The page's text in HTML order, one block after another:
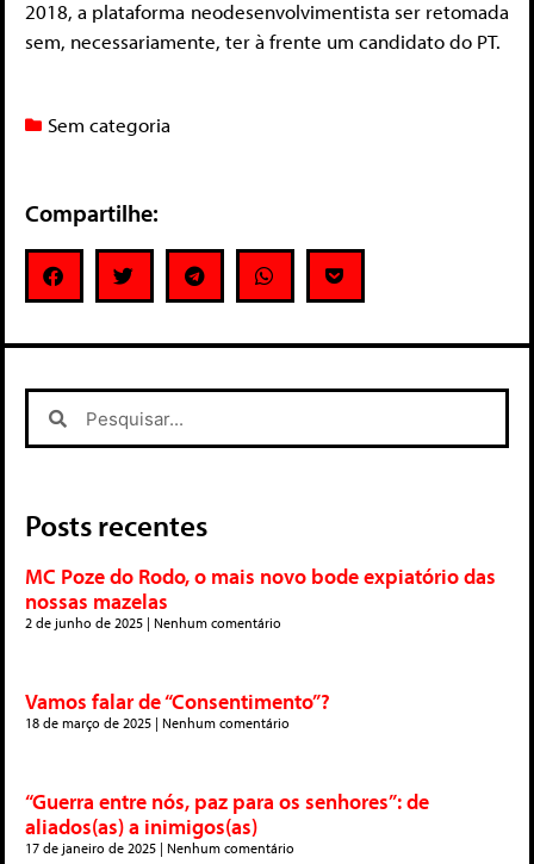
2018, a plataforma neodesenvolvimentista ser retomada
sem, necessariamente, ter à frente um candidato do PT.
Sem categoria
Compartilhe:
Posts recentes
MC Poze do Rodo, o mais novo bode expiatório das
nossas mazelas
2 de junho de 2025 Nenhum comentário
Vamos falar de “Consentimento”?
18 de março de 2025 Nenhum comentário
“Guerra entre nós, paz para os senhores”: de
aliados(as) a inimigos(as)
17 de janeiro de 2025 Nenhum comentário